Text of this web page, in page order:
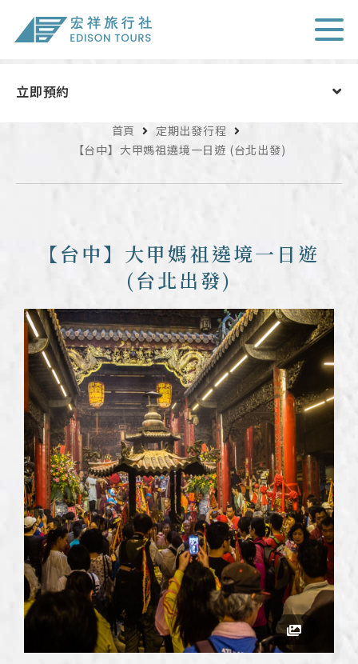
首頁
定期出發行程
【台中】大甲媽祖遶境一日遊 (台北出發)
【台中】大甲媽祖遶境一日遊
(台北出發)
立即預約
NT$5200
送出
不是您想要的行程？ 立即訂製